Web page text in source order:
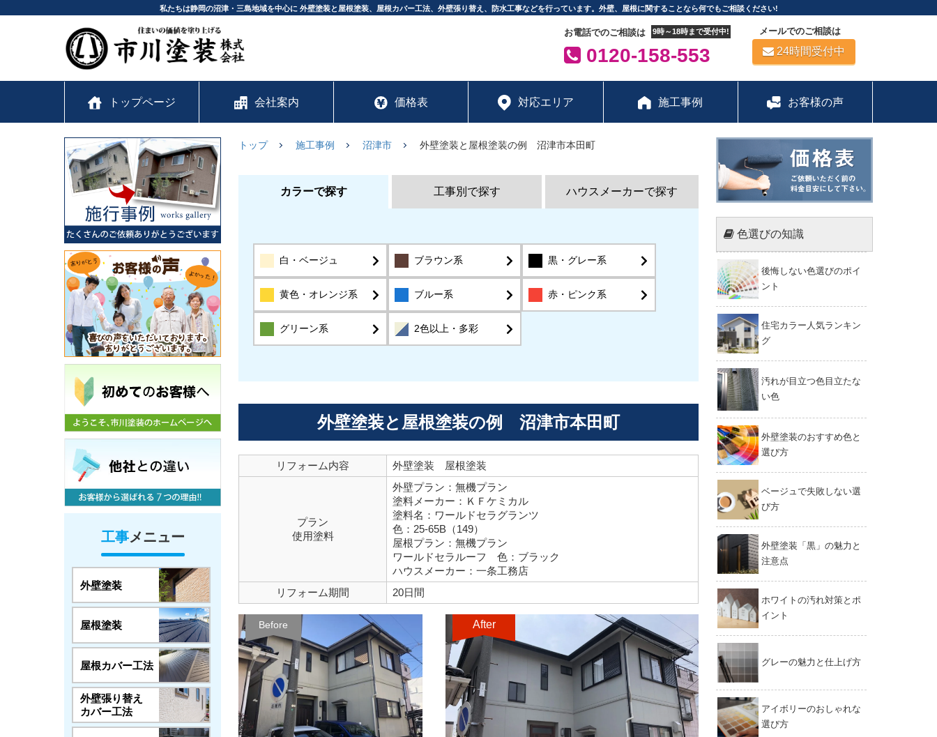
私たちは静岡の沼津・三島地域を中心に 外壁塗装と屋根塗装、屋根カバー工法、外壁張り替え、防水工事などを行っています。外壁、屋根に関することなら何でもご相談ください!
お電話でのご相談は 9時～18時まで受付中!
0120-158-553
メールでのご相談は
24時間受付中
トップページ 会社案内 価格表 対応エリア 施工事例 お客様の声
工事メニュー
外壁塗装
屋根塗装
屋根カバー工法
外壁張り替え
カバー工法
トップ 施工事例 沼津市 外壁塗装と屋根塗装の例 沼津市本田町
カラーで探す 工事別で探す ハウスメーカーで探す
白・ベージュ ブラウン系 黒・グレー系
黄色・オレンジ系 ブルー系 赤・ピンク系
グリーン系 2色以上・多彩
外壁塗装と屋根塗装の例 沼津市本田町
リフォーム内容 外壁塗装 屋根塗装
プラン
使用塗料
外壁プラン：無機プラン
塗料メーカー：ＫＦケミカル
塗料名：ワールドセラグランツ
色：25-65B（149）
屋根プラン：無機プラン
ワールドセラルーフ 色：ブラック
ハウスメーカー：一条工務店
リフォーム期間
20日間
Before After
色選びの知識
後悔しない色選びのポイ
ント
住宅カラー人気ランキン
グ
汚れが目立つ色目立たな
い色
外壁塗装のおすすめ色と
選び方
ベージュで失敗しない選
び方
外壁塗装「黒」の魅力と
注意点
ホワイトの汚れ対策とポ
イント
グレーの魅力と仕上げ方
アイボリーのおしゃれな
選び方